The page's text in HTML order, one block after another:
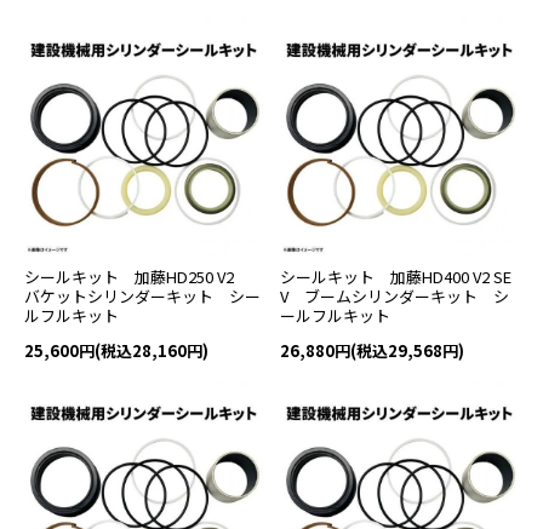
シールキット 加藤HD250 V2
バケットシリンダーキット シー
ルフルキット
25,600円(税込28,160円)
シールキット 加藤HD400 V2 SE
V ブームシリンダーキット シ
ールフルキット
26,880円(税込29,568円)